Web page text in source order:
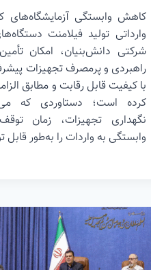
کاهش وابستگی آزمایشگاه‌های
شرکتی دانش‌بنیان، امکان
راهبردی و پرمصرف تجهیزات
با کیفیت قابل رقابت و مطابق
کرده است؛ دستاوردی که
نگهداری تجهیزات، زمان
وابستگی به واردات را به‌طور